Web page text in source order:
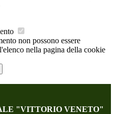
non possono essere
nella pagina della cookie
"VITTORIO VENETO"